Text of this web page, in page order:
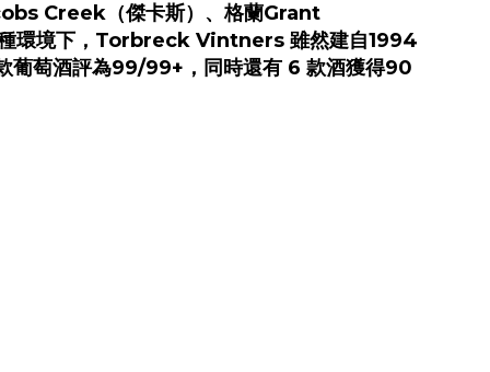
Creek（傑卡斯）、格蘭Grant
種環境下，Torbreck Vintners 雖然建自1994
萄酒評為99/99+，同時還有 6 款酒獲得90